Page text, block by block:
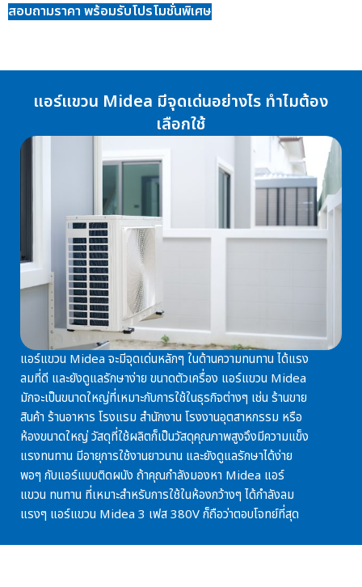
สอบถามราคา พร้อมรับโปรโมชั่นพิเศษ
แอร์แขวน Midea มีจุดเด่นอย่างไร ทำไมต้อง
เลือกใช้
แอร์แขวน Midea จะมีจุดเด่นหลักๆ ในด้านความทนทาน ได้แรง
ลมที่ดี และยังดูแลรักษาง่าย ขนาดตัวเครื่อง แอร์แขวน Midea
มักจะเป็นขนาดใหญ่ที่เหมาะกับการใช้ในธุรกิจต่างๆ เช่น ร้านขาย
สินค้า ร้านอาหาร โรงแรม สำนักงาน โรงงานอุตสาหกรรม หรือ
ห้องขนาดใหญ่ วัสดุที่ใช้ผลิตก็เป็นวัสดุคุณภาพสูงจึงมีความแข็ง
แรงทนทาน มีอายุการใช้งานยาวนาน และยังดูแลรักษาได้ง่าย
พอๆ กับแอร์แบบติดผนัง ถ้าคุณกำลังมองหา Midea แอร์
แขวน ทนทาน ที่เหมาะสำหรับการใช้ในห้องกว้างๆ ได้กำลังลม
แรงๆ แอร์แขวน Midea 3 เฟส 380Vก็ถือว่าตอบโจทย์ที่สุด